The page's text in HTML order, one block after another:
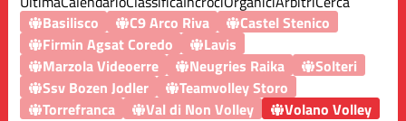
Basilisco
C9 Arco Riva
Castel Stenico
Firmin Agsat Coredo
Lavis
Marzola Videoerre
Neugries Raika
Solteri
Ssv Bozen Jodler
Teamvolley Storo
Torrefranca
Val di Non Volley Volano Volley